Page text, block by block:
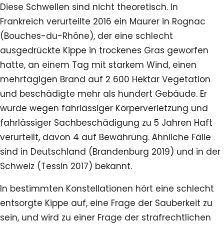
Diese Schwellen sind nicht theoretisch. In
Frankreich verurteilte 2016 ein Maurer in Rognac
(Bouches-du-Rhône), der eine schlecht
ausgedrückte Kippe in trockenes Gras geworfen
hatte, an einem Tag mit starkem Wind, einen
mehrtägigen Brand auf 2 600 Hektar Vegetation
und beschädigte mehr als hundert Gebäude. Er
wurde wegen fahrlässiger Körperverletzung und
fahrlässiger Sachbeschädigung zu 5 Jahren Haft
verurteilt, davon 4 auf Bewährung. Ähnliche Fälle
sind in Deutschland (Brandenburg 2019) und in der
Schweiz (Tessin 2017) bekannt.
In bestimmten Konstellationen hört eine schlecht
entsorgte Kippe auf, eine Frage der Sauberkeit zu
sein, und wird zu einer Frage der strafrechtlichen